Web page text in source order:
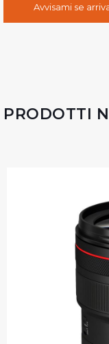
Avvisami se
PRODOTTI